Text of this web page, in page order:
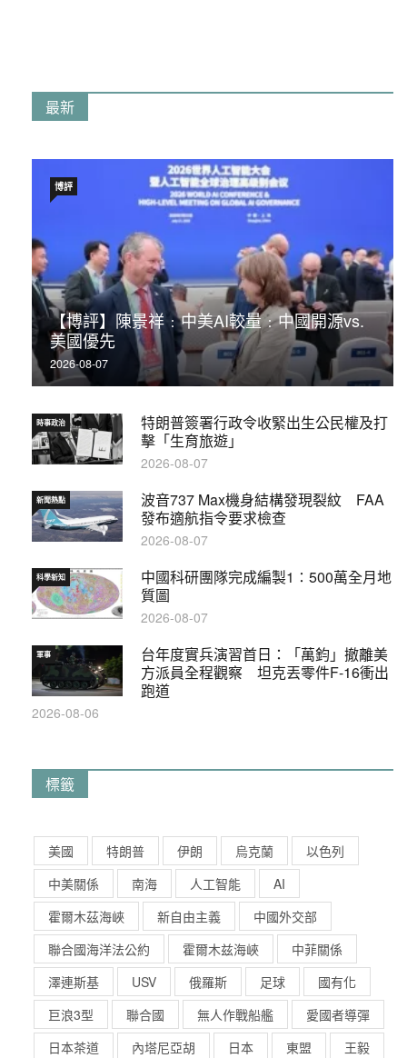
最新
【博評】陳景祥﹕中美AI較量﹕中國開源vs.
美國優先
2026-08-07
博評
特朗普簽署行政令收緊出生公民權及打
擊「生育旅遊」
時事政治
2026-08-07
波音737 Max機身結構發現裂紋 FAA
發布適航指令要求檢查
新聞熱點
2026-08-07
中國科研團隊完成編製1∶500萬全月地
質圖
科學新知
2026-08-07
台年度實兵演習首日：「萬鈞」撤離美
方派員全程觀察 坦克丟零件F-16衝出
跑道
軍事
2026-08-06
標籤
美國 特朗普 伊朗 烏克蘭
以色列
中美關係
南海 人工智能
AI
霍爾木茲海峽
新自由主義
中國外交部
聯合國海洋法公約
霍爾木兹海峽
中菲關係
澤連斯基
USV 俄羅斯 足球
國有化
巨浪3型
聯合國 無人作戰船艦
愛國者導彈
日本茶道
內塔尼亞胡 日本 東盟
王毅